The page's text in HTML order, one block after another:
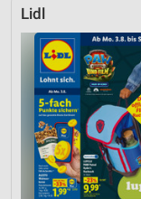
Lidl